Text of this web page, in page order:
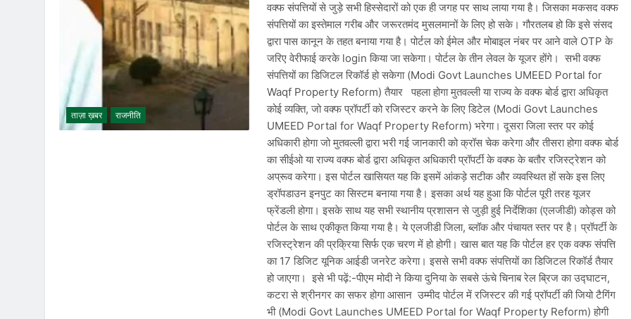
ताज़ा ख़बर राजनीति
वक्फ संपत्तियों से जुड़े सभी हिस्सेदारों को एक ही जगह पर साथ लाया गया है। जिसका मकसद वक्फ
संपत्तियों का इस्तेमाल गरीब और जरूरतमंद मुसलमानों के लिए हो सके। गौरतलब हो कि इसे संसद
द्वारा पास कानून के तहत बनाया गया है। पोर्टल को ईमेल और मोबाइल नंबर पर आने वाले OTP के
जरिए वेरीफाई करके login किया जा सकेगा। पोर्टल के तीन लेवल के यूजर होंगे। सभी वक्फ
संपत्तियों का डिजिटल रिकॉर्ड हो सकेगा (Modi Govt Launches UMEED Portal for
Waqf Property Reform) तैयार पहला होगा मुतवल्ली या राज्य के वक्फ बोर्ड द्वारा अधिकृत
कोई व्यक्ति, जो वक्फ प्रॉपर्टी को रजिस्टर करने के लिए डिटेल (Modi Govt Launches
UMEED Portal for Waqf Property Reform) भरेगा। दूसरा जिला स्तर पर कोई
अधिकारी होगा जो मुतवल्ली द्वारा भरी गई जानकारी को क्रॉस चेक करेगा और तीसरा होगा वक्फ बोर्ड
का सीईओ या राज्य वक्फ बोर्ड द्वारा अधिकृत अधिकारी प्रॉपर्टी के वक्फ के बतौर रजिस्ट्रेशन को
अप्रूव करेगा। इस पोर्टल खासियत यह कि इसमें आंकड़े सटीक और व्यवस्थित हों सके इस लिए
ड्रॉपडाउन इनपुट का सिस्टम बनाया गया है। इसका अर्थ यह हुआ कि पोर्टल पूरी तरह यूजर
फ्रेंडली होगा। इसके साथ यह सभी स्थानीय प्रशासन से जुड़ी हुई निर्देशिका (एलजीडी) कोड्स को
पोर्टल के साथ एकीकृत किया गया है। ये एलजीडी जिला, ब्लॉक और पंचायत स्तर पर है। प्रॉपर्टी के
रजिस्ट्रेशन की प्रक्रिया सिर्फ एक चरण में हो होगी। खास बात यह कि पोर्टल हर एक वक्फ संपत्ति
का 17 डिजिट यूनिक आईडी जनरेट करेगा। इससे सभी वक्फ संपत्तियों का डिजिटल रिकॉर्ड तैयार
हो जाएगा। इसे भी पढ़ें:-पीएम मोदी ने किया दुनिया के सबसे ऊंचे चिनाब रेल ब्रिज का उद्घाटन,
कटरा से श्रीनगर का सफर होगा आसान उम्मीद पोर्टल में रजिस्टर की गई प्रॉपर्टी की जियो टैगिंग
भी (Modi Govt Launches UMEED Portal for Waqf Property Reform) होगी